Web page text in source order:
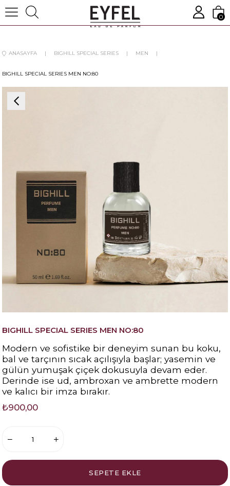
0
ANASAYFA BIGHILL SPECIAL SERIES MEN
BIGHILL SPECIAL SERIES MEN NO:80
BIGHILL SPECIAL SERIES MEN NO:80
Modern ve sofistike bir deneyim sunan bu koku,
bal ve tarçının sıcak açılışıyla başlar; yasemin ve
gülün yumuşak çiçek dokusuyla devam eder.
Derinde ise ud, ambroxan ve ambrette modern
ve kalıcı bir imza bırakır.
₺900,00